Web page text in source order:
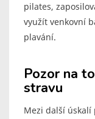
pilates,
využít venkovní
plavání.
Pozor na
stravu
Mezi další